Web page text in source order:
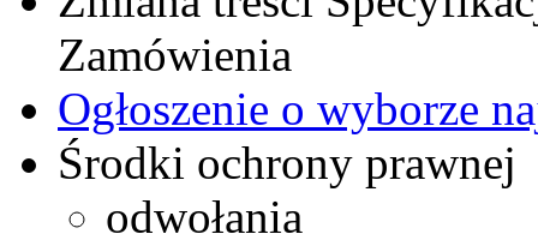
Zamówienia
Ogłoszenie o wyborze
Środki ochrony prawnej
odwołania